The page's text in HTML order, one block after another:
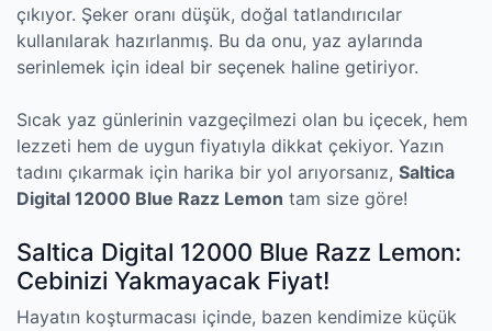
çıkıyor. Şeker oranı düşük, doğal tatlandırıcılar
kullanılarak hazırlanmış. Bu da onu, yaz aylarında
serinlemek için ideal bir seçenek haline getiriyor.
Sıcak yaz günlerinin vazgeçilmezi olan bu içecek, hem
lezzeti hem de uygun fiyatıyla dikkat çekiyor. Yazın
tadını çıkarmak için harika bir yol arıyorsanız, Saltica
Digital 12000 Blue Razz Lemon tam size göre!
Saltica Digital 12000 Blue Razz Lemon:
Cebinizi Yakmayacak Fiyat!
Hayatın koşturmacası içinde, bazen kendimize küçük